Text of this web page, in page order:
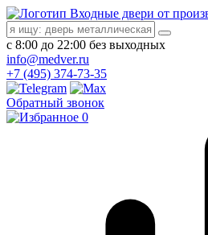
Входные двери от
с 8:00 до 22:00 без выходных
info@medver.ru
+7 (495) 374-73-35
Обратный звонок
0